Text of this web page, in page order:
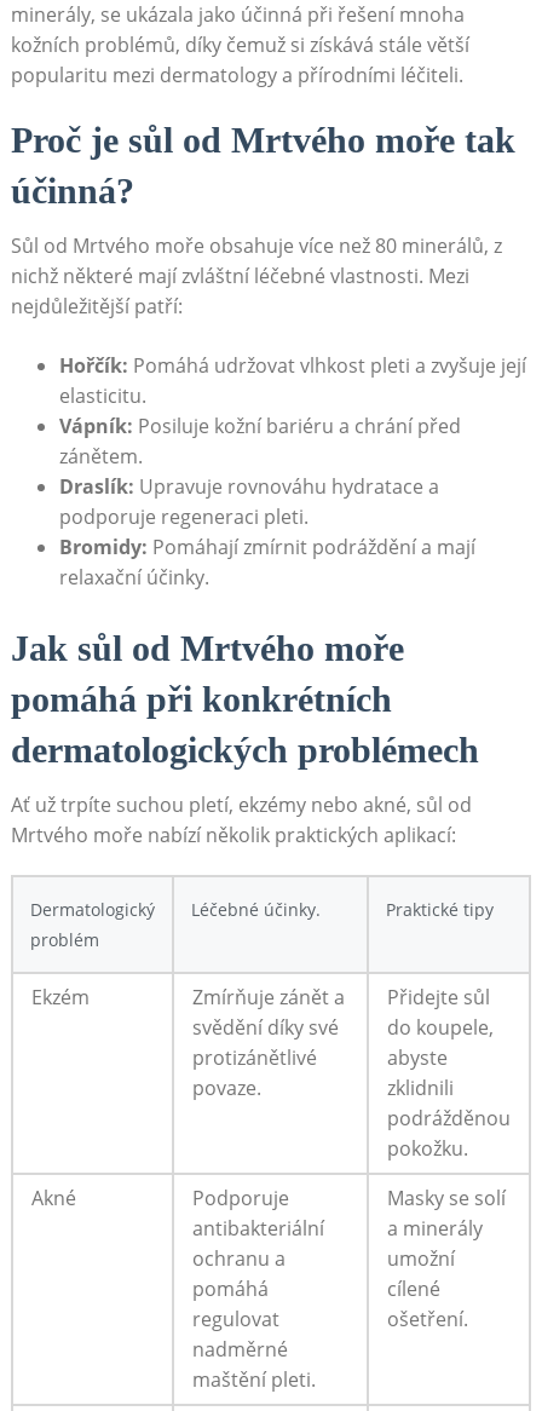
⁣minerály, se‍ ukázala jako účinná ‍při řešení mnoha⁣
kožních problémů, díky čemuž‍ si získává stále větší
popularitu mezi dermatology ‌a přírodními léčiteli.
Proč je⁤ sůl⁢ od Mrtvého moře tak
účinná?
Sůl ⁣od ⁤Mrtvého ‌moře obsahuje⁢ více než ⁣80‌ minerálů, ‌z
nichž⁣ některé⁤ mají zvláštní‌ léčebné‍ vlastnosti. ‍Mezi
nejdůležitější⁢ patří:
Hořčík: ⁢Pomáhá udržovat ⁣vlhkost pleti a zvyšuje její
elasticitu.
Vápník: Posiluje kožní ‌bariéru⁣ a chrání‍ před‌
zánětem.
Draslík: ‍Upravuje rovnováhu hydratace a
podporuje regeneraci pleti.
Bromidy: ‌Pomáhají zmírnit podráždění ⁤a ‍mají
relaxační účinky.
Jak ‍sůl od Mrtvého moře
⁣pomáhá⁣ při konkrétních
dermatologických problémech
Ať​ už ⁤trpíte suchou pletí, ekzémy​ nebo akné, sůl od
Mrtvého moře nabízí několik ‌praktických‌ aplikací:
Dermatologický
‌problém
Léčebné ⁢účinky. Praktické tipy
Ekzém
Zmírňuje⁤ zánět a
svědění ​díky ⁢své
protizánětlivé
‍povaze.
Přidejte sůl
do⁢ koupele,
abyste
zklidnili
podrážděnou
pokožku.
Akné
Podporuje
antibakteriální
ochranu a
pomáhá
regulovat
nadměrné
maštění⁤ pleti.
Masky se solí⁤
a ​minerály
umožní
cílené
ošetření.